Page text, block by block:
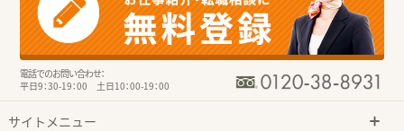
電話でのお問い合わせ：
平日9：30-19：00 土日10：00-19：00
サイトメニュー